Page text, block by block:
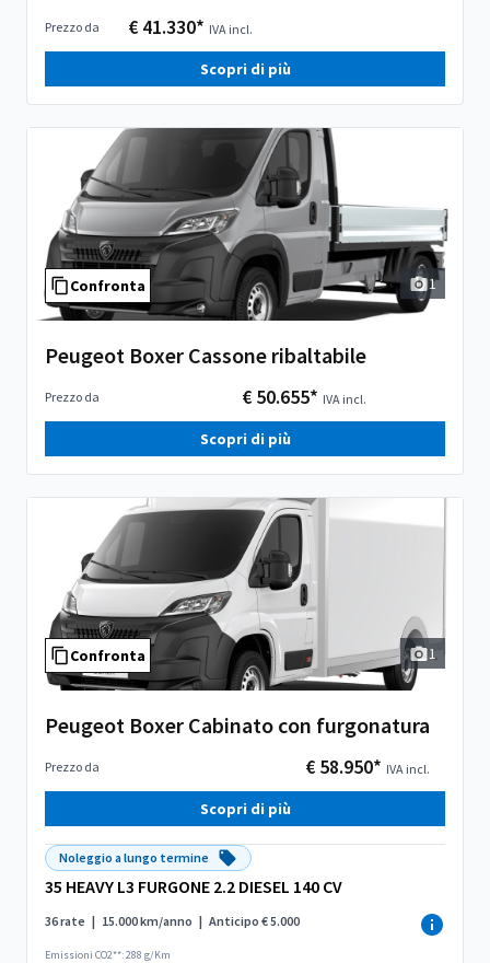
Prezzo da € 41.330* IVA incl.
Scopri di più
Confronta 1
Peugeot Boxer Cassone ribaltabile
Prezzo da € 50.655* IVA incl.
Scopri di più
Confronta 1
Peugeot Boxer Cabinato con furgonatura
Prezzo da € 58.950* IVA incl.
Scopri di più
Noleggio a lungo termine
35 HEAVY L3 FURGONE 2.2 DIESEL 140 CV
36 rate | 15.000 km/anno | Anticipo € 5.000
Emissioni CO2**: 288 g/Km